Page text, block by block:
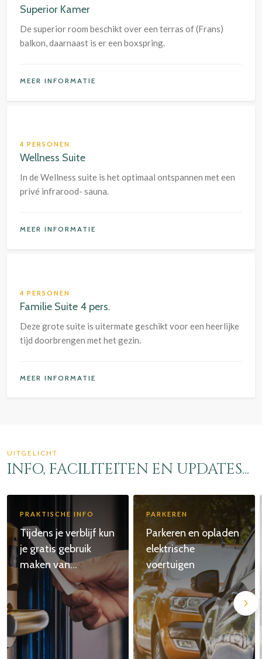
Superior Kamer
De superior room beschikt over een terras of (Frans)
balkon, daarnaast is er een boxspring.
MEER INFORMATIE
4 PERSONEN
Wellness Suite
In de Wellness suite is het optimaal ontspannen met een
privé infrarood- sauna.
MEER INFORMATIE
4 PERSONEN
Familie Suite 4 pers.
Deze grote suite is uitermate geschikt voor een heerlijke
tijd doorbrengen met het gezin.
MEER INFORMATIE
UITGELICHT
INFO, FACILITEITEN EN UPDATES...
PRAKTISCHE INFO
Tijdens je verblijf kun
je gratis gebruik
maken van...
PARKEREN
Parkeren en opladen
elektrische
voertuigen